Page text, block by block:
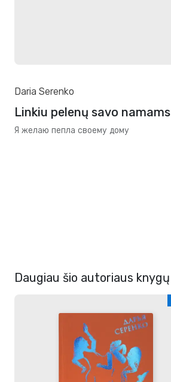
Daria Serenko
Linkiu pelenų savo namams
Я желаю пепла своему дому
Daugiau šio autoriaus knygų